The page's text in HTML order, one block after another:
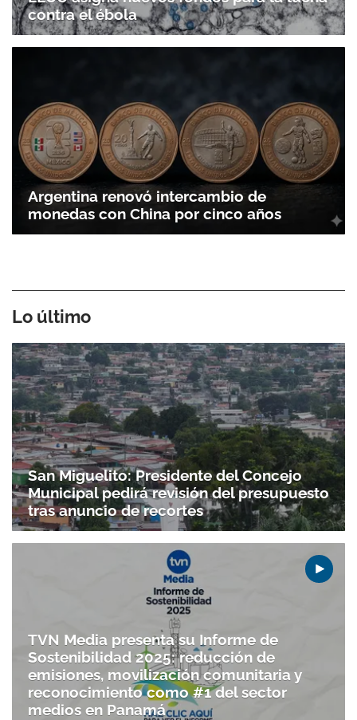
contra el ébola
Argentina renovó intercambio de
monedas con China por cinco años
Lo último
San Miguelito: Presidente del Concejo
Municipal pedirá revisión del presupuesto
tras anuncio de recortes
TVN Media presenta su Informe de
Sostenibilidad 2025: reducción de
emisiones, movilización comunitaria y
reconocimiento como #1 del sector
medios en Panamá